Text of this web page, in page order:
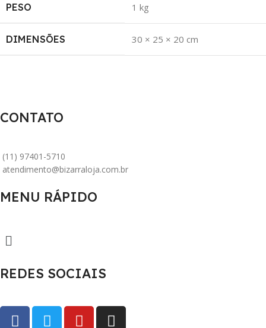
PESO 1 kg
DIMENSÕES 30 × 25 × 20 cm
CONTATO
(11) 97401-5710
atendimento@bizarraloja.com.br
MENU RÁPIDO
REDES SOCIAIS